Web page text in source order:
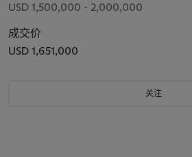
USD 1,500,000 - 2,000,000
成交价
USD 1,651,000
关注